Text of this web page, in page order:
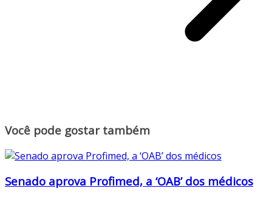
Você pode gostar também
Senado aprova Profimed, a ‘OAB’ dos médicos